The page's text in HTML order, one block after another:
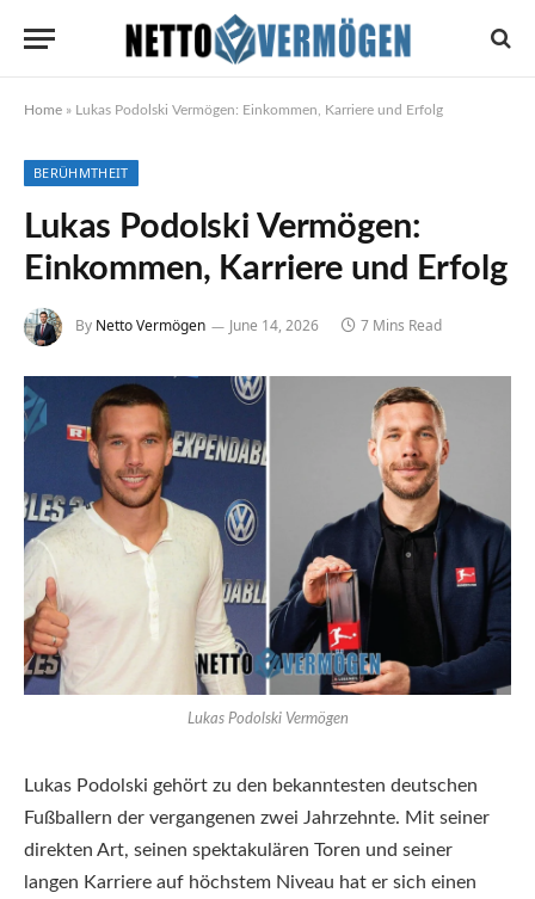
Home » Lukas Podolski Vermögen: Einkommen, Karriere und Erfolg
BERÜHMTHEIT
Lukas Podolski Vermögen:
Einkommen, Karriere und Erfolg
By Netto Vermögen June 14, 2026 7 Mins Read
Lukas Podolski Vermögen
Lukas Podolski gehört zu den bekanntesten deutschen
Fußballern der vergangenen zwei Jahrzehnte. Mit seiner
direkten Art, seinen spektakulären Toren und seiner
langen Karriere auf höchstem Niveau hat er sich einen